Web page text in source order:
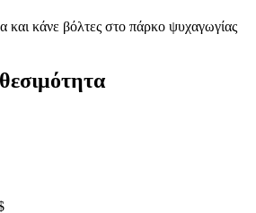
και κάνε βόλτες στο πάρκο ψυχαγωγίας